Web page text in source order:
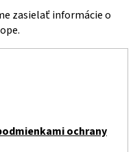
zasielať informácie o
ochrany